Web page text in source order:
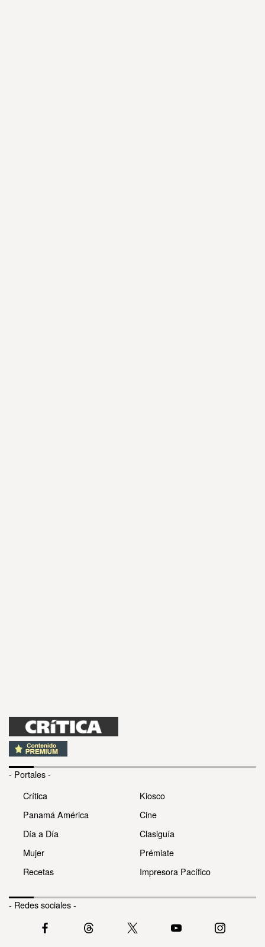
- Portales -
Crítica
Panamá América
Día a Día
Mujer
Recetas
Kiosco
Cine
Clasiguía
Prémiate
Impresora Pacífico
- Redes sociales -